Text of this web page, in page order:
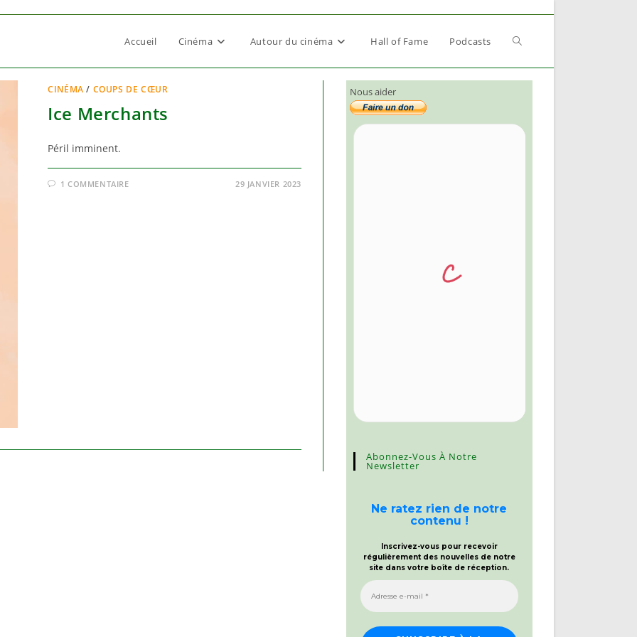
Accueil Cinéma Autour du cinéma Hall of Fame Podcasts Toggle
CINÉMA / COUPS DE CŒUR
Ice Merchants
Péril imminent.
1 COMMENTAIRE 29 JANVIER 2023
Nous aider
Abonnez-Vous À Notre
Newsletter
Ne ratez rien de notre
contenu !
Inscrivez-vous pour recevoir
régulièrement des nouvelles de notre
site dans votre boîte de réception.